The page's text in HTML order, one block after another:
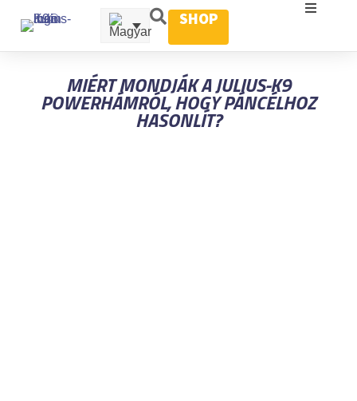
SHOP
MIÉRT MONDJÁK A JULIUS-K9
POWERHÁMRÓL, HOGY PÁNCÉLHOZ
HASONLÍT?